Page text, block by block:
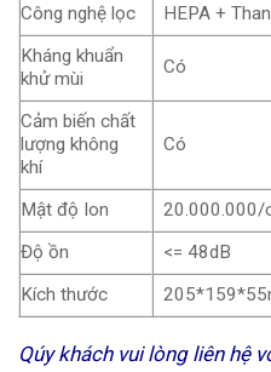
Công nghệ lọc
HEPA +
Kháng khuẩn
khử mùi
Có
Cảm biến chất
lượng không
khí
Có
Mật độ Ion
20.000.000/
Độ ồn
<= 48dB
Kích thước
Qúy khách vui lòng liên hệ